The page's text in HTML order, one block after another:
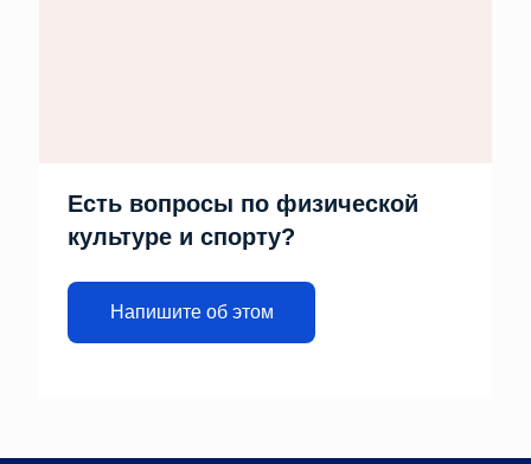
Есть вопросы по физической
культуре и спорту?
Напишите об этом